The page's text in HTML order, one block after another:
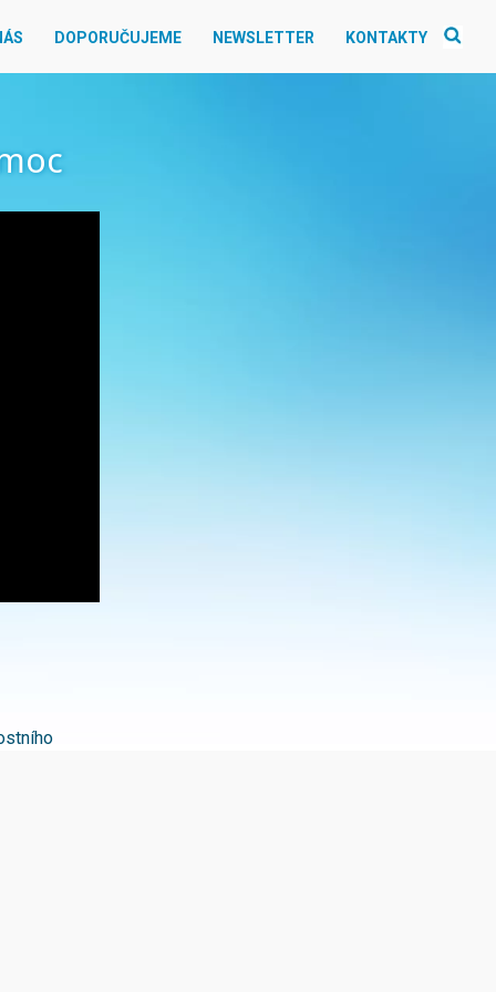
DOPORUČUJEME NEWSLETTER KONTAKTY